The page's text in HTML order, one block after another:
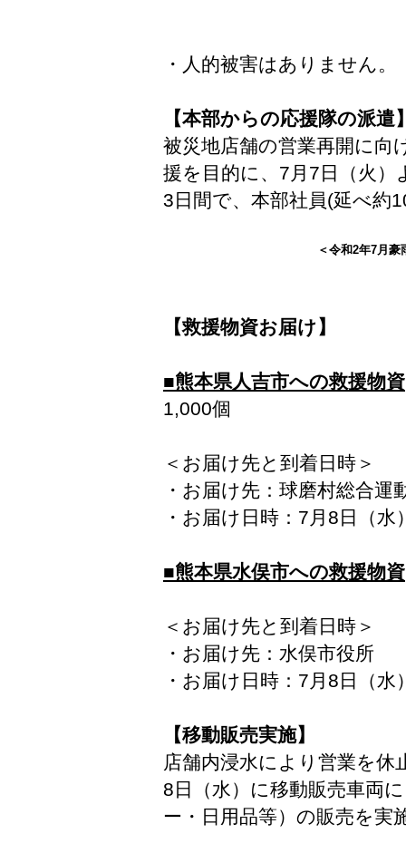
・人的被害はありません。
【本部からの応援隊の派遣
被災地店舗の営業再開に向
援を目的に、7月7日（火）
3日間で、本部社員(延べ約
＜令和2年7月
【救援物資お届け】
■熊本県人吉市への救援物資
1,000個
＜お届け先と到着日時＞
・お届け先：球磨村総合運
・お届け日時：7月8日（
■熊本県水俣市への救援物資
＜お届け先と到着日時＞
・お届け先：水俣市役所
・お届け日時：7月8日（
【移動販売実施】
店舗内浸水により営業を
8日（水）に移動販売車両
ー・日用品等）の販売を実